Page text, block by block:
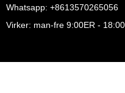
Whatsapp: +8613570265056
Virker: man-fre 9:00ER -